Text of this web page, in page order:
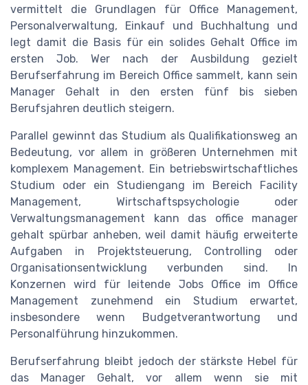
vermittelt die Grundlagen für Office Management,
Personalverwaltung, Einkauf und Buchhaltung und
legt damit die Basis für ein solides Gehalt Office im
ersten Job. Wer nach der Ausbildung gezielt
Berufserfahrung im Bereich Office sammelt, kann sein
Manager Gehalt in den ersten fünf bis sieben
Berufsjahren deutlich steigern.
Parallel gewinnt das Studium als Qualifikationsweg an
Bedeutung, vor allem in größeren Unternehmen mit
komplexem Management. Ein betriebswirtschaftliches
Studium oder ein Studiengang im Bereich Facility
Management, Wirtschaftspsychologie oder
Verwaltungsmanagement kann das office manager
gehalt spürbar anheben, weil damit häufig erweiterte
Aufgaben in Projektsteuerung, Controlling oder
Organisationsentwicklung verbunden sind. In
Konzernen wird für leitende Jobs Office im Office
Management zunehmend ein Studium erwartet,
insbesondere wenn Budgetverantwortung und
Personalführung hinzukommen.
Berufserfahrung bleibt jedoch der stärkste Hebel für
das Manager Gehalt, vor allem wenn sie mit